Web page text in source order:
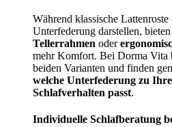
Während klassische
Unterfederung darstellen,
Tellerrahmen oder
mehr Komfort. Bei Dorma Vita
beiden Varianten und finden
welche Unterfederung zu
Schlafverhalten passt.
Individuelle Schlafberatung